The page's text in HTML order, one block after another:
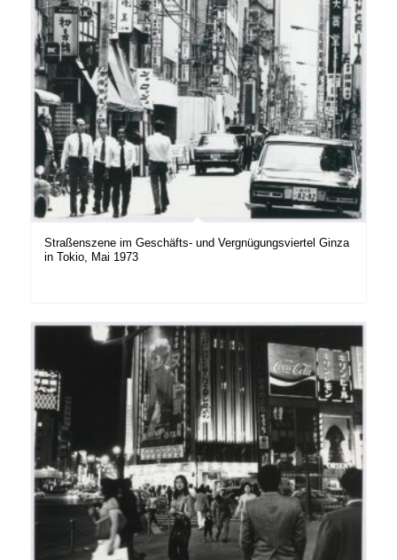
Straßenszene im Geschäfts- und Vergnügungsviertel Ginza
in Tokio, Mai 1973